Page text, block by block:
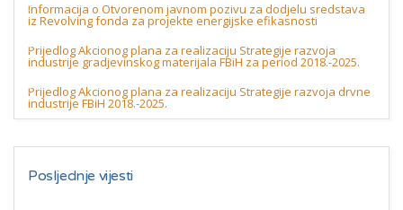
Informacija o Otvorenom javnom pozivu za dodjelu sredstava
iz Revolving fonda za projekte energijske efikasnosti
Prijedlog Akcionog plana za realizaciju Strategije razvoja
industrije gradjevinskog materijala FBiH za period 2018.-2025.
Prijedlog Akcionog plana za realizaciju Strategije razvoja drvne
industrije FBiH 2018.-2025.
Posljednje vijesti